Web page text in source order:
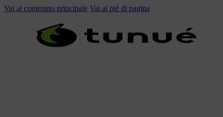
Vai al contenuto principale Vai al piè di pagina